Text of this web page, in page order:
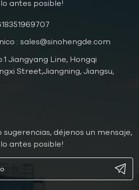
antes posible!
: sales@sinohengde.com
Jiangyang Line, Hongqi
Street,Jiangning, Jiangsu,
déjenos un mensaje,
antes posible!